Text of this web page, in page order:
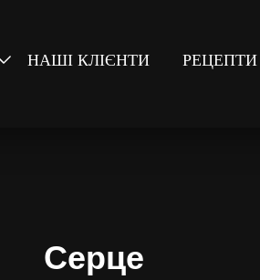
НАШІ КЛІЄНТИ РЕЦЕПТИ
Серце